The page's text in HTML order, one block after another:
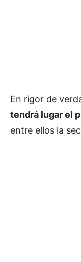
En rigor de
tendrá lugar el
entre ellos la